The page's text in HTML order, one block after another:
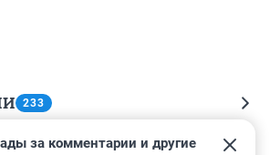
233
за комментарии и другие